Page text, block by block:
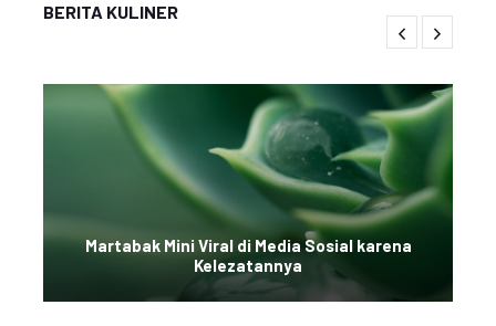
BERITA KULINER
Martabak Mini Viral di Media Sosial karena
Kelezatannya